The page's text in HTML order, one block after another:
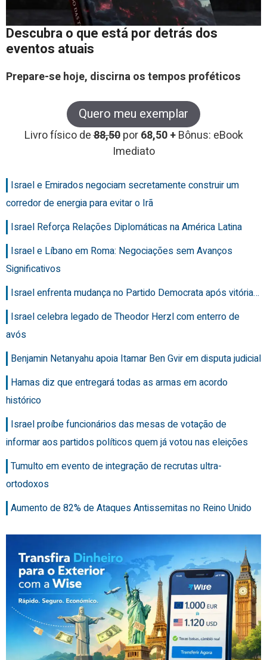
Descubra o que está por detrás dos
eventos atuais
Prepare-se hoje, discirna os tempos proféticos
Quero meu exemplar
Livro físico de88,50 por68,50 +Bônus: eBook
Imediato
Israel e Emirados negociam secretamente construir um
corredor de energia para evitar o Irã
Israel Reforça Relações Diplomáticas na América Latina
Israel e Líbano em Roma: Negociações sem Avanços
Significativos
Israel enfrenta mudança no Partido Democrata após vitória…
Israel celebra legado de Theodor Herzl com enterro de
avós
Benjamin Netanyahu apoia Itamar Ben Gvir em disputa judicial
Hamas diz que entregará todas as armas em acordo
histórico
Israel proíbe funcionários das mesas de votação de
informar aos partidos políticos quem já votou nas eleições
Tumulto em evento de integração de recrutas ultra-
ortodoxos
Aumento de 82% de Ataques Antissemitas no Reino Unido